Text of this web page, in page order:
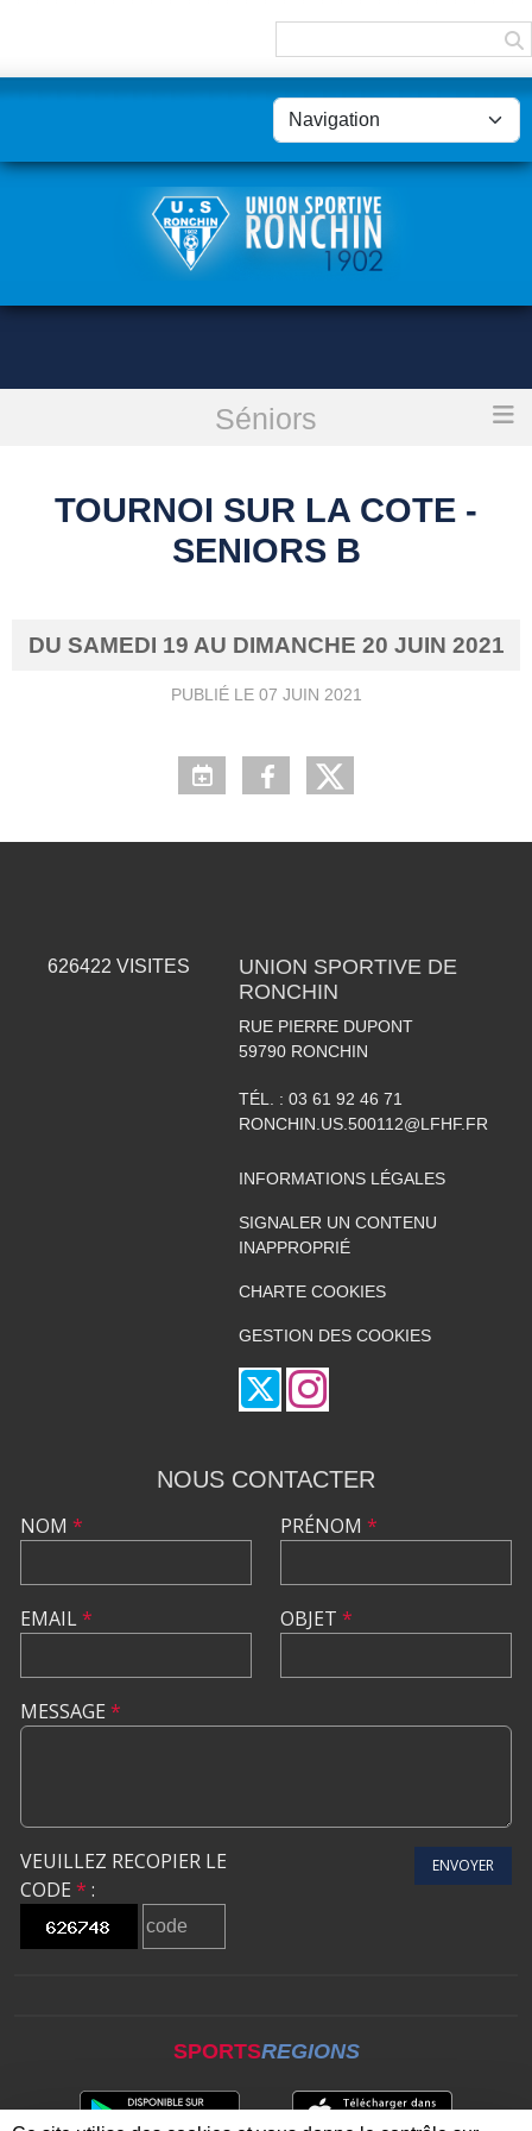
Séniors
Tournoi sur la cote - Seniors B
TOURNOI SUR LA COTE -
SENIORS B
DU SAMEDI 19 AU DIMANCHE 20 JUIN 2021
PUBLIÉ LE 07 JUIN 2021
626422 VISITES
UNION SPORTIVE DE
RONCHIN
RUE PIERRE DUPONT
59790 RONCHIN
TÉL. : 03 61 92 46 71
RONCHIN.US.500112@LFHF.FR
INFORMATIONS LÉGALES
SIGNALER UN CONTENU
INAPPROPRIÉ
CHARTE COOKIES
GESTION DES COOKIES
NOUS CONTACTER
NOM *
EMAIL*
PRÉNOM *
OBJET *
MESSAGE *
VEUILLEZ RECOPIER LE
CODE * :
ENVOYER
SPORTSREGIONS